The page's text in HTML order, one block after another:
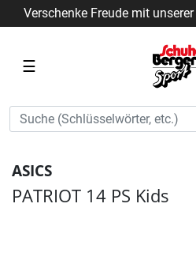
Verschenke Freude mit unserer
☰
ASICS
PATRIOT 14 PS Kids